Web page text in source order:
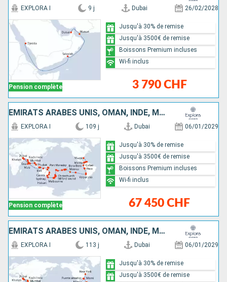
Pension complète
EXPLORA I 9 j Dubai 26/02/2028
3 790 CHF
Jusqu'à 30% de remise
Jusqu'à 3500€ de remise
Boissons Premium incluses
Wi-fi inclus
EMIRATS ARABES UNIS, OMAN, INDE, MALDIVES, SRI LANKA, THAÏLANDE, MALAISIE, SINGAPOUR, INDONÉSIE, PAPOUASIE-NOUVELLE-GUINÉE, AUSTRALIE, NOUVELLE-ZÉLANDE, FIDJI (ÎLES), TONGA, ÎLES COOK, FRANCE, ROYAUME
Pension complète
EXPLORA I 109 j Dubai 06/01/2029
67 450 CHF
Jusqu'à 30% de remise
Jusqu'à 3500€ de remise
Boissons Premium incluses
Wi-fi inclus
EMIRATS ARABES UNIS, OMAN, INDE, MALDIVES, SRI LANKA, THAÏLANDE, MALAISIE, SINGAPOUR, INDONÉSIE, PAPOUASIE-NOUVELLE-GUINÉE, AUSTRALIE, NOUVELLE-ZÉLANDE, FIDJI (ÎLES), TONGA, ÎLES COOK, FRANCE, ROYAUME
EXPLORA I 113 j Dubai 06/01/2029
Jusqu'à 30% de remise
Jusqu'à 3500€ de remise